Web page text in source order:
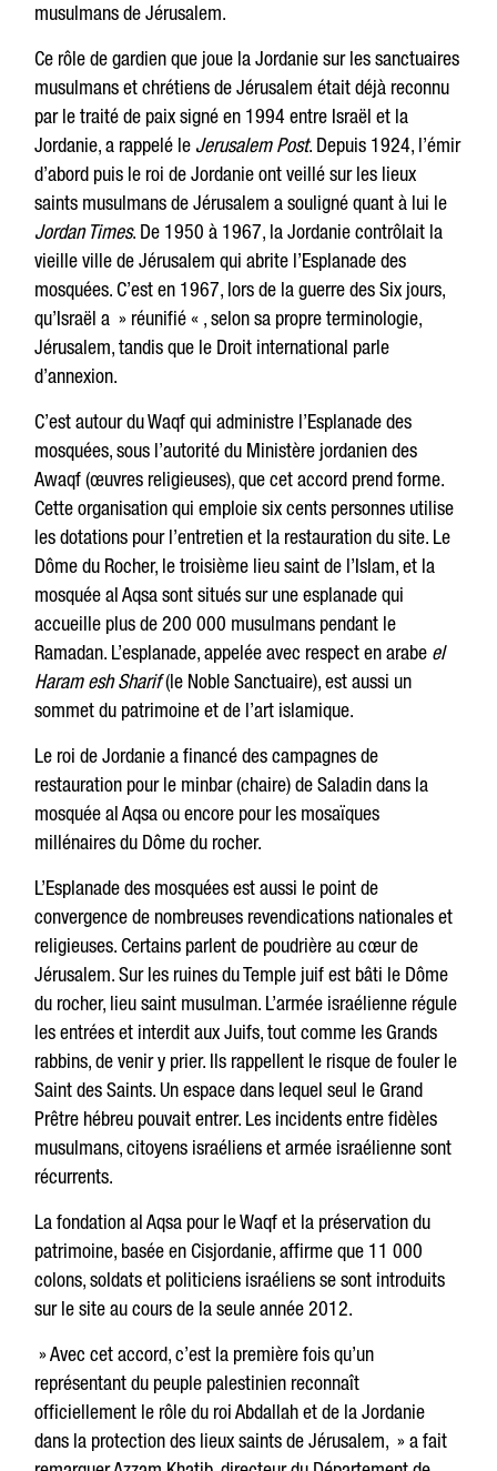
musulmans de Jérusalem.
Ce rôle de gardien que joue la Jordanie sur les sanctuaires
musulmans et chrétiens de Jérusalem était déjà reconnu
par le traité de paix signé en 1994 entre Israël et la
Jordanie, a rappelé le Jerusalem Post. Depuis 1924, l’émir
d’abord puis le roi de Jordanie ont veillé sur les lieux
saints musulmans de Jérusalem a souligné quant à lui le
Jordan Times. De 1950 à 1967, la Jordanie contrôlait la
vieille ville de Jérusalem qui abrite l’Esplanade des
mosquées. C’est en 1967, lors de la guerre des Six jours,
qu’Israël a » réunifié « , selon sa propre terminologie,
Jérusalem, tandis que le Droit international parle
d’annexion.
C’est autour du Waqf qui administre l’Esplanade des
mosquées, sous l’autorité du Ministère jordanien des
Awaqf (œuvres religieuses), que cet accord prend forme.
Cette organisation qui emploie six cents personnes utilise
les dotations pour l’entretien et la restauration du site. Le
Dôme du Rocher, le troisième lieu saint de l’Islam, et la
mosquée al Aqsa sont situés sur une esplanade qui
accueille plus de 200 000 musulmans pendant le
Ramadan. L’esplanade, appelée avec respect en arabe el
Haram esh Sharif(le Noble Sanctuaire), est aussi un
sommet du patrimoine et de l’art islamique.
Le roi de Jordanie a financé des campagnes de
restauration pour le minbar (chaire) de Saladin dans la
mosquée al Aqsa ou encore pour les mosaïques
millénaires du Dôme du rocher.
L’Esplanade des mosquées est aussi le point de
convergence de nombreuses revendications nationales et
religieuses. Certains parlent de poudrière au cœur de
Jérusalem. Sur les ruines du Temple juif est bâti le Dôme
du rocher, lieu saint musulman. L’armée israélienne régule
les entrées et interdit aux Juifs, tout comme les Grands
rabbins, de venir y prier. Ils rappellent le risque de fouler le
Saint des Saints. Un espace dans lequel seul le Grand
Prêtre hébreu pouvait entrer. Les incidents entre fidèles
musulmans, citoyens israéliens et armée israélienne sont
récurrents.
La fondation al Aqsa pour le Waqf et la préservation du
patrimoine, basée en Cisjordanie, affirme que 11 000
colons, soldats et politiciens israéliens se sont introduits
sur le site au cours de la seule année 2012.
» Avec cet accord, c’est la première fois qu’un
représentant du peuple palestinien reconnaît
officiellement le rôle du roi Abdallah et de la Jordanie
dans la protection des lieux saints de Jérusalem, » a fait